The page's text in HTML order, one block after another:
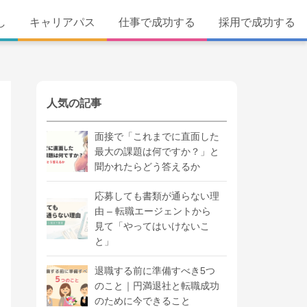
キャリアパス 仕事で成功する 採用で成功する
人気の記事
面接で「これまでに直面した
最大の課題は何ですか？」と
聞かれたらどう答えるか
応募しても書類が通らない理
由 – 転職エージェントから
見て「やってはいけないこ
と」
退職する前に準備すべき5つ
のこと｜円満退社と転職成功
のために今できること